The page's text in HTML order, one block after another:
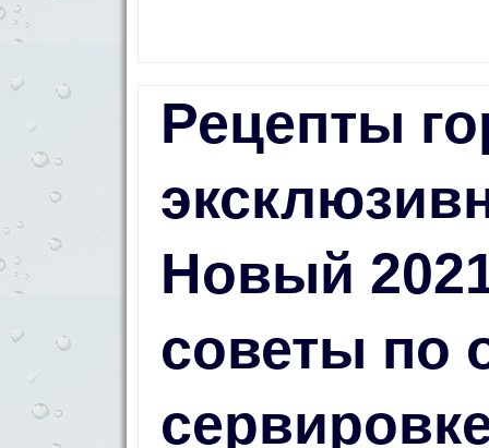
Рецепты
Новый
советы по